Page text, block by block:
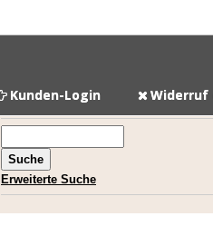
Kunden-Login Widerruf
Erweiterte Suche